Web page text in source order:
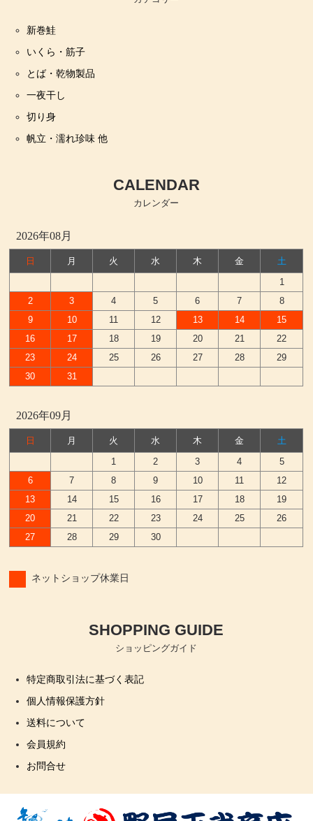
新巻鮭
いくら・筋子
とば・乾物製品
一夜干し
切り身
帆立・濡れ珍味 他
CALENDAR
カレンダー
2026年08月
日 月 火 水 木 金
土
1
2
3 4 5 6 7
8
9
10 11 12 13 14
15
16
17 18 19 20 21
22
23
24 25 26 27 28
29
30
31
2026年09月
日 月 火 水 木 金
土
1
2 3 4
5
6
7 8 9 10 11
12
13
14 15 16 17 18
19
20
21 22 23 24 25
26
27
28 29 30
ネットショップ休業日
SHOPPING GUIDE
ショッピングガイド
特定商取引法に基づく表記
個人情報保護方針
送料について
会員規約
お問合せ